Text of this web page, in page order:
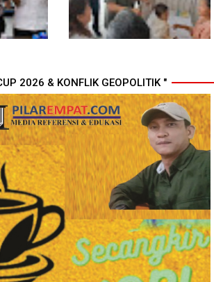
Industri
Gubsu Bobby Pastikan Pasien
Rujukan dari Nias Tak
Terkendala Biaya Perjalanan
dan Rumah Singgah di Medan
2026 & KONFLIK GEOPOLITIK "